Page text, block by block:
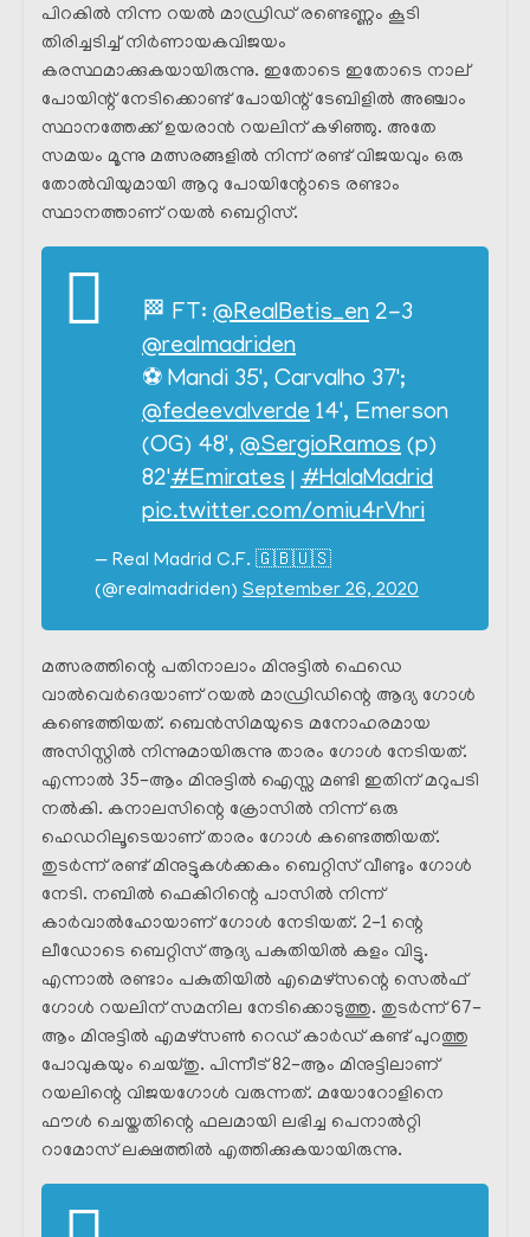
പിറകിൽ നിന്ന റയൽ മാഡ്രിഡ്‌ രണ്ടെണ്ണം കൂടി
തിരിച്ചടിച്ച് നിർണായകവിജയം
കരസ്ഥമാക്കുകയായിരുന്നു. ഇതോടെ ഇതോടെ നാല്
പോയിന്റ് നേടിക്കൊണ്ട് പോയിന്റ് ടേബിളിൽ അഞ്ചാം
സ്ഥാനത്തേക്ക് ഉയരാൻ റയലിന് കഴിഞ്ഞു. അതേ
സമയം മൂന്നു മത്സരങ്ങളിൽ നിന്ന് രണ്ട് വിജയവും ഒരു
തോൽവിയുമായി ആറു പോയിന്റോടെ രണ്ടാം
സ്ഥാനത്താണ് റയൽ ബെറ്റിസ്‌.
🏁 FT: @RealBetis_en 2-3
@realmadriden
⚽ Mandi 35', Carvalho 37';
@fedeevalverde 14', Emerson
(OG) 48', @SergioRamos (p)
82'#Emirates | #HalaMadrid
pic.twitter.com/omiu4rVhri
— Real Madrid C.F. 🇬🇧🇺🇸
(@realmadriden) September 26, 2020
മത്സരത്തിന്റെ പതിനാലാം മിനുട്ടിൽ ഫെഡെ
വാൽവെർദെയാണ് റയൽ മാഡ്രിഡിന്റെ ആദ്യ ഗോൾ
കണ്ടെത്തിയത്. ബെൻസിമയുടെ മനോഹരമായ
അസിസ്റ്റിൽ നിന്നുമായിരുന്നു താരം ഗോൾ നേടിയത്.
എന്നാൽ 35-ആം മിനുട്ടിൽ ഐസ്സ മണ്ടി ഇതിന് മറുപടി
നൽകി. കനാലസിന്റെ ക്രോസിൽ നിന്ന് ഒരു
ഹെഡറിലൂടെയാണ് താരം ഗോൾ കണ്ടെത്തിയത്.
തുടർന്ന് രണ്ട് മിനുട്ടുകൾക്കകം ബെറ്റിസ് വീണ്ടും ഗോൾ
നേടി. നബിൽ ഫെകിറിന്റെ പാസിൽ നിന്ന്
കാർവാൽഹോയാണ് ഗോൾ നേടിയത്. 2-1 ന്റെ
ലീഡോടെ ബെറ്റിസ്‌ ആദ്യ പകുതിയിൽ കളം വിട്ടു.
എന്നാൽ രണ്ടാം പകുതിയിൽ എമെഴ്‌സന്റെ സെൽഫ്
ഗോൾ റയലിന് സമനില നേടിക്കൊടുത്തു. തുടർന്ന് 67-
ആം മിനുട്ടിൽ എമഴ്സൺ റെഡ് കാർഡ് കണ്ട് പുറത്തു
പോവുകയും ചെയ്തു. പിന്നീട് 82-ആം മിനുട്ടിലാണ്
റയലിന്റെ വിജയഗോൾ വരുന്നത്. മയോറോളിനെ
ഫൗൾ ചെയ്തതിന്റെ ഫലമായി ലഭിച്ച പെനാൽറ്റി
റാമോസ് ലക്ഷത്തിൽ എത്തിക്കുകയായിരുന്നു.